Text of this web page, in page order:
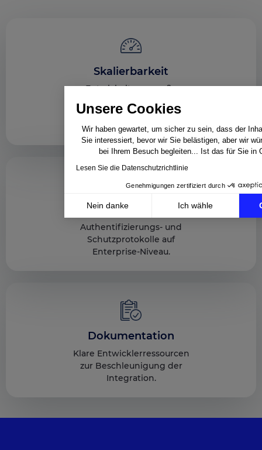
Unsere Cookies
Wir haben gewartet, um sicher zu sein, dass der
Sie interessiert, bevor wir Sie belästigen, aber wir
bei Ihrem Besuch begleiten... Ist das für Sie in
Lesen Sie die Datenschutzrichtlinie
Genehmigungen zertifiziert durch
Nein danke Ich wähle
Axeptio consent
Einwilligungsmanagementplattform: Passen Sie Ihre
Unsere Plattform ermöglicht es Ihnen, Ihre
Skalierbarkeit
Entwickelt, um große
zahlreiche Abläufe zu
verarbeiten.
Sicherheit
Authentifizierungs- und
Schutzprotokolle auf
Enterprise-Niveau.
Dokumentation
Klare Entwicklerressourcen
zur Beschleunigung der
Integration.